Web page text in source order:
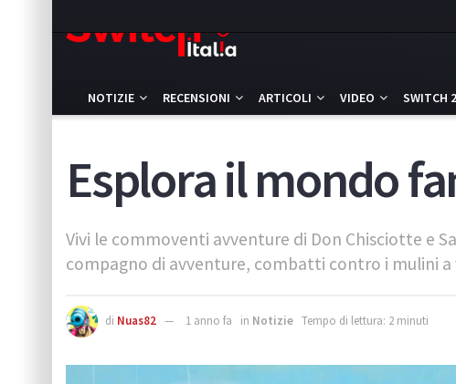
NOTIZIE RECENSIONI ARTICOLI VIDEO SWITCH 2
Esplora il mondo
Vivi le commoventi avventure di Don Chisciotte e
compagno di avventure, combatti contro i mulini
di Nuas82 1 anno fa in Notizie Tempo di lettura: 2 minuti